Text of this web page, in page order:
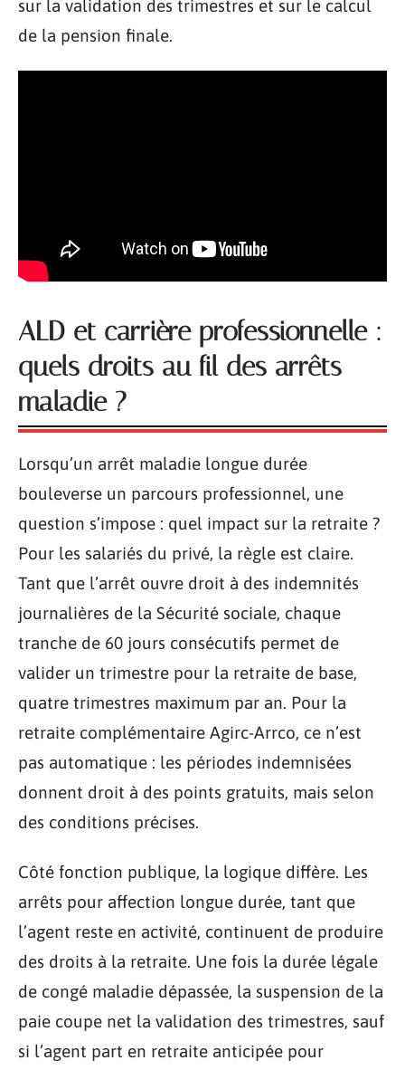
sur la validation des trimestres et sur le calcul
de la pension finale.
ALD et carrière professionnelle :
quels droits au fil des arrêts
maladie ?
Lorsqu’un arrêt maladie longue durée
bouleverse un parcours professionnel, une
question s’impose : quel impact sur la retraite ?
Pour les salariés du privé, la règle est claire.
Tant que l’arrêt ouvre droit à des indemnités
journalières de la Sécurité sociale, chaque
tranche de 60 jours consécutifs permet de
valider un trimestre pour la retraite de base,
quatre trimestres maximum par an. Pour la
retraite complémentaire Agirc-Arrco, ce n’est
pas automatique : les périodes indemnisées
donnent droit à des points gratuits, mais selon
des conditions précises.
Côté fonction publique, la logique diffère. Les
arrêts pour affection longue durée, tant que
l’agent reste en activité, continuent de produire
des droits à la retraite. Une fois la durée légale
de congé maladie dépassée, la suspension de la
paie coupe net la validation des trimestres, sauf
si l’agent part en retraite anticipée pour